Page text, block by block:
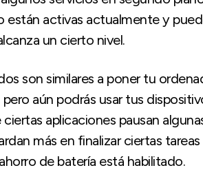
están activas actualmente y
un cierto nivel.
son similares a poner tu
aún podrás usar tus
aplicaciones pausan
más en finalizar ciertas
de batería está habilitado.